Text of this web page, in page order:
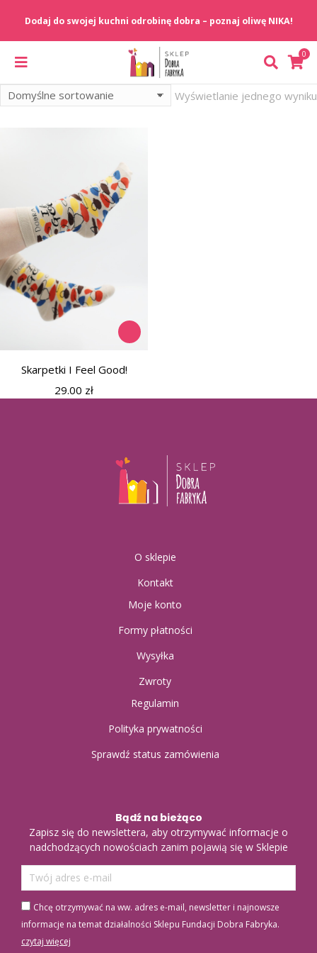
Wyświetlanie jednego wyniku
Skarpetki I Feel Good!
29.00 zł
O sklepie
Kontakt
Moje konto
Formy płatności
Wysyłka
Zwroty
Regulamin
Polityka prywatności
Sprawdź status zamówienia
Bądź na bieżąco
Zapisz się do newslettera, aby otrzymywać informacje o
nadchodzących nowościach zanim pojawią się w Sklepie
Chcę otrzymywać na ww. adres e-mail, newsletter i najnowsze
informacje na temat działalności Sklepu Fundacji Dobra Fabryka.
czytaj więcej